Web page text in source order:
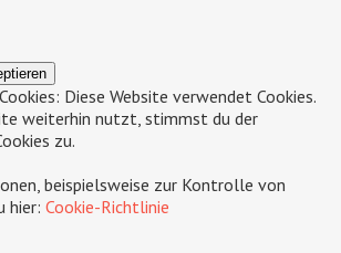
Diese Website verwendet Cookies.
weiterhin nutzt, stimmst du der
zu.
beispielsweise zur Kontrolle von
hier: Cookie-Richtlinie